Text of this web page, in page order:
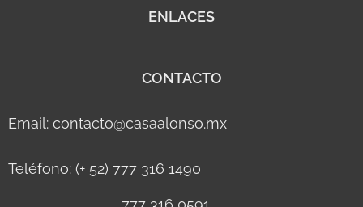
ENLACES
CONTACTO
Email: contacto@casaalonso.mx
Teléfono: (+ 52) 777 316 1490